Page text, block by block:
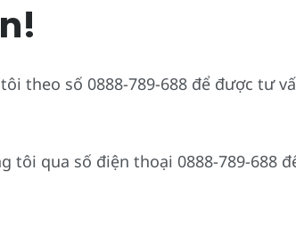
theo số 0888-789-688 để được tư
qua số điện thoại 0888-789-688